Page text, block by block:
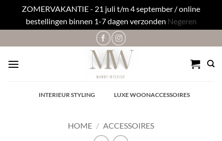
ZOMERVAKANTIE - 21 juli t/m 4 september / online
bestellingen binnen 1-7 dagen verzonden Negeren
naar
inhoud
INTERIEUR STYLING LUXE WOONACCESSOIRES
HOME / ACCESSOIRES